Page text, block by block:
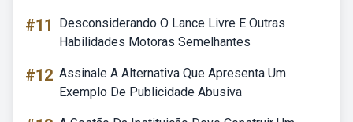
#11
Desconsiderando O Lance Livre E Outras
Habilidades Motoras Semelhantes
#12 Assinale A Alternativa Que Apresenta Um
Exemplo De Publicidade Abusiva